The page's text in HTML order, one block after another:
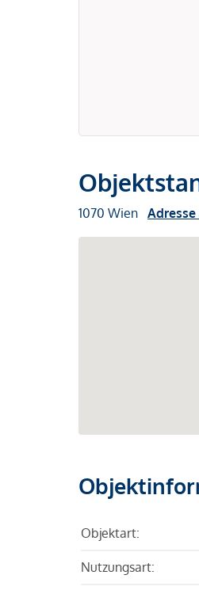
1070 Wien
Objektart:
Nutzungsart: